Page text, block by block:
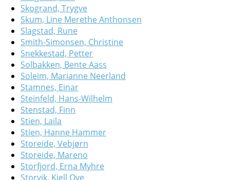
Skogrand, Trygve
Skum, Line Merethe Anthonsen
Slagstad, Rune
Smith-Simonsen, Christine
Snekkestad, Petter
Solbakken, Bente Aass
Soleim, Marianne Neerland
Stamnes, Einar
Steinfeld, Hans-Wilhelm
Stenstad, Finn
Stien, Laila
Stien, Hanne Hammer
Storeide, Vebjørn
Storeide, Mareno
Storfjord, Erna Myhre
Storvik, Kjell Ove